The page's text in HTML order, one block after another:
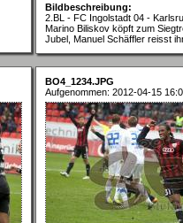
Bildbeschreibung:
2.BL - FC Ingolstadt 04 -
Marino Biliskov köpft zum
Jubel, Manuel Schäffler reisst
BO4_1234.JPG
Aufgenommen: 2012-04-15